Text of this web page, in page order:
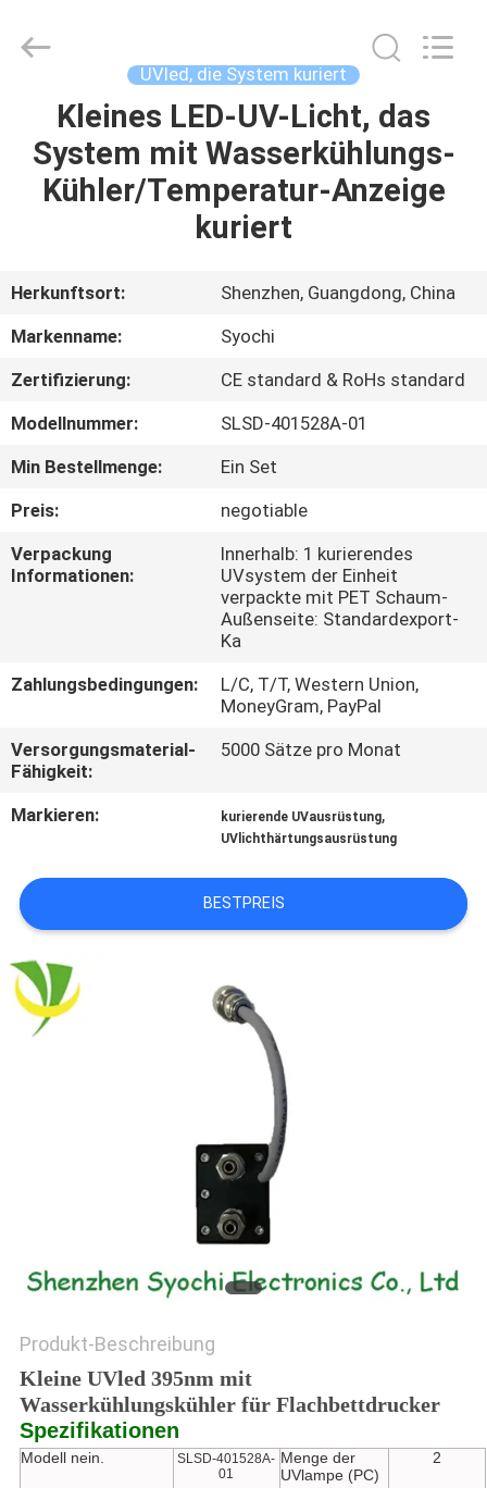
HAUS
PRODUKTE
UNS
AUSFLUG
QUALITÄTSKONTROLLE
TRETEN
SIE
IN
NACHRICHTEN
SIE
EIN
ZITAT
SITEMAP
Electronics
UVled, die System kuriert
Kleines LED-UV-Licht, das
System mit Wasserkühlungs-
Kühler/Temperatur-Anzeige
kuriert
Herkunftsort:
Shenzhen, Guangdong, China
Markenname:
Syochi
Zertifizierung:
CE standard & RoHs standard
Modellnummer:
SLSD-401528A-01
Min Bestellmenge:
Ein Set
Preis:
negotiable
Verpackung
Informationen:
Innerhalb: 1 kurierendes
UVsystem der Einheit
verpackte mit PET Schaum-
Außenseite: Standardexport-
Ka
Zahlungsbedingungen:
L/C, T/T, Western Union,
MoneyGram, PayPal
Versorgungsmaterial-
Fähigkeit:
5000 Sätze pro Monat
Markieren: kurierende UVausrüstung,
UVlichthärtungsausrüstung
BESTPREIS
Produkt-Beschreibung
Kleine UVled 395nm mit
Wasserkühlungskühler für Flachbettdrucker
Spezifikationen
Modell nein.
SLSD-401528A-
01
Menge der
UVlampe (PC)
2